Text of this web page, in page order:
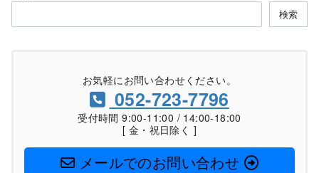
検索
お気軽にお問い合わせください。
052-723-7796
受付時間 9:00-11:00 / 14:00-18:00
[ 金・祝日除く ]
メールでのお問い合わせ